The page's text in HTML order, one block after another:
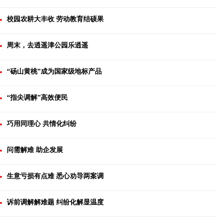
校园农耕大丰收 劳动教育结硕果
周末，去逍遥津公园乐逍遥
“砀山黄桃”成为国家级地标产品
“指尖调解”高效便民
巧用同理心 共情化纠纷
问需解难 助企发展
生意亏损有点难 悉心劝导两案调
诉前调解解难题 纠纷化解显温度